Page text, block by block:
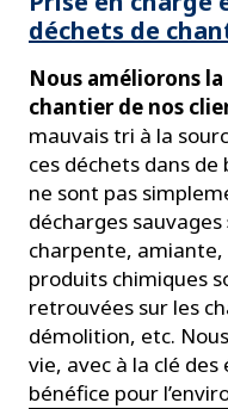
déchets de
Nous améliorons
chantier de nos
mauvais tri à la
ces déchets dans
ne sont pas
décharges
charpente,
produits chimiques
retrouvées sur les
démolition, etc.
vie, avec à la clé
bénéfice pour